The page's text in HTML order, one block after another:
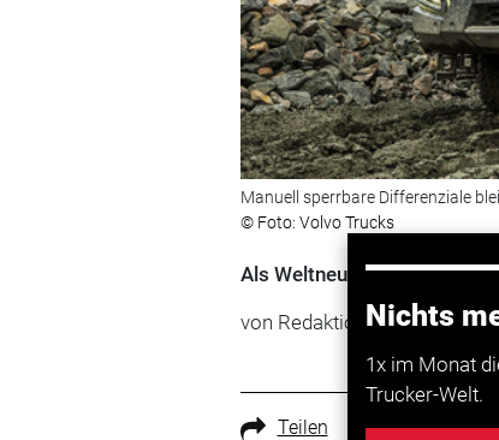
Manuell sperrbare Differenziale
© Foto: Volvo Trucks
Als Weltneuheit im
von Redaktion TRUCKER
Teilen
Nichts
1x im Monat
Trucker-Welt.